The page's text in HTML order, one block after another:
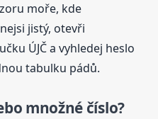
moře, kde
jistý, otevři
ÚJČ a vyhledej heslo
tabulku pádů.
množné číslo?